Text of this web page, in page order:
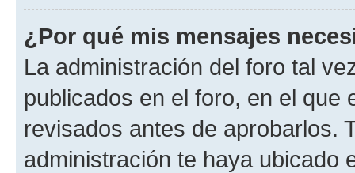
¿Por qué mis mensajes
La administración del foro tal
publicados en el foro, en el
revisados antes de aprobarlos.
administración te haya ubicado